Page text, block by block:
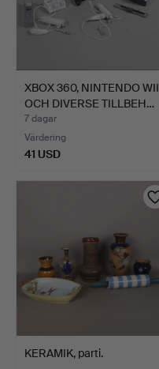
XBOX 360, NINTENDO WII
OCH DIVERSE TILLBEH…
7 dagar
Värdering
41 USD
KERAMIK, parti.